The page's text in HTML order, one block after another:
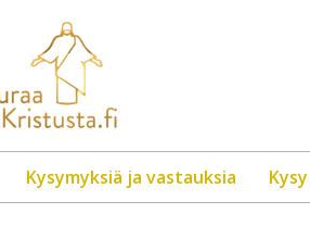
Kysymyksiä ja vastauksia